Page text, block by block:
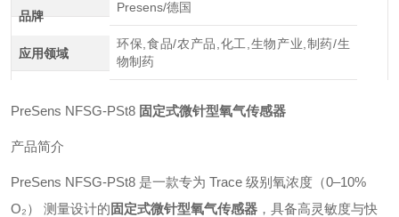
品牌
Presens/德国
应用领域
环保,食品/农产品,化工,生物产业,制药/生
物制药
PreSens NFSG‑PSt8 固定式微针型氧气传感器
产品简介
PreSens NFSG‑PSt8 是一款专为 Trace 级别氧浓度（0–10%
O₂） 测量设计的 固定式微针型氧气传感器 ，具备高灵敏度与快